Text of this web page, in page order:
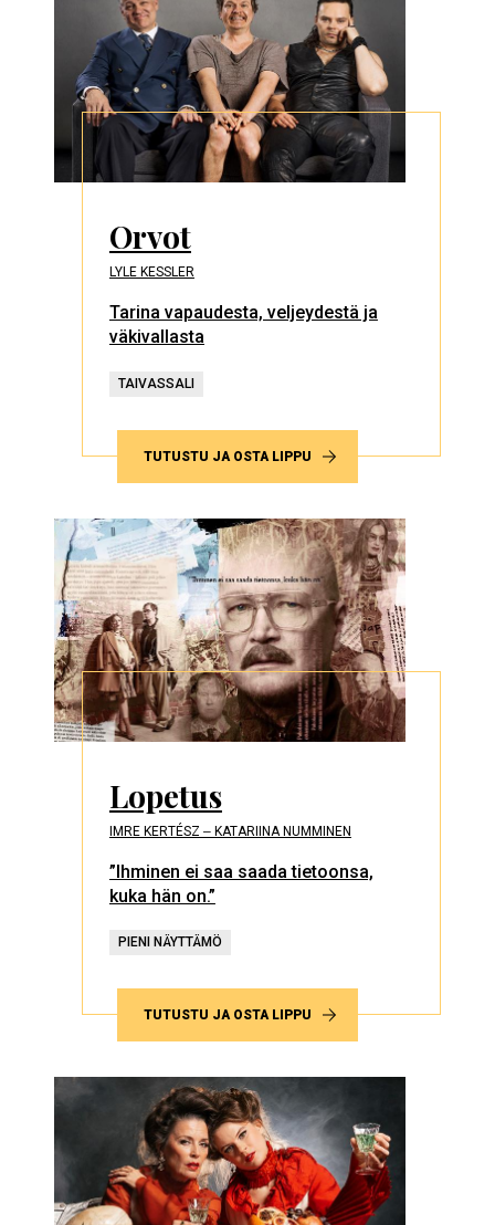
Orvot
LYLE KESSLER
Tarina vapaudesta, veljeydestä ja
väkivallasta
TAIVASSALI
TUTUSTU JA OSTA LIPPU
Lopetus
IMRE KERTÉSZ ‒ KATARIINA NUMMINEN
”Ihminen ei saa saada tietoonsa,
kuka hän on.”
PIENI NÄYTTÄMÖ
TUTUSTU JA OSTA LIPPU